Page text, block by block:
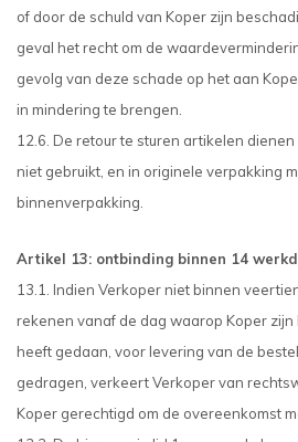
of door de schuld van Koper zijn
geval het recht om de
gevolg van deze schade op het aan
in mindering te brengen.
12.6. De retour te sturen artikelen dienen
niet gebruikt, en in originele verpakking
binnenverpakking.
Artikel 13: ontbinding binnen 14
13.1. Indien Verkoper niet binnen
rekenen vanaf de dag waarop Koper
heeft gedaan, voor levering van de
gedragen, verkeert Verkoper van
Koper gerechtigd om de overeenkomst